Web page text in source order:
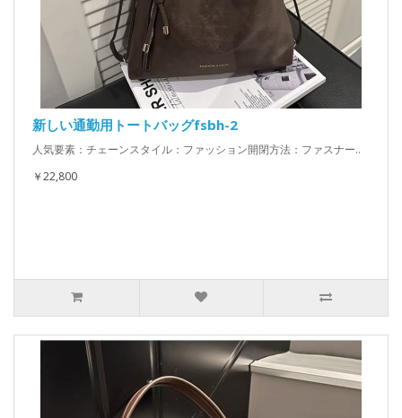
新しい通勤用トートバッグfsbh-2
人気要素：チェーンスタイル：ファッション開閉方法：ファスナー..
￥22,800